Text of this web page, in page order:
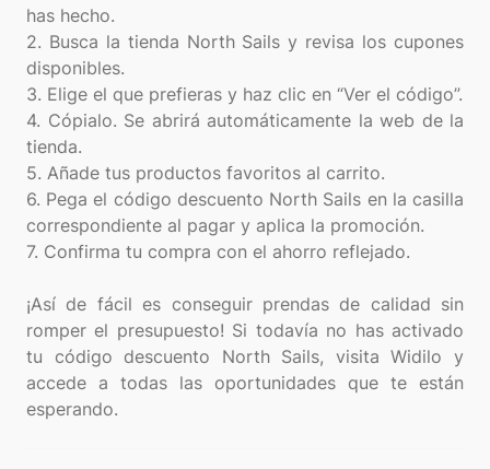
has hecho.
2. Busca la tienda North Sails y revisa los cupones
disponibles.
3. Elige el que prefieras y haz clic en “Ver el código”.
4. Cópialo. Se abrirá automáticamente la web de la
tienda.
5. Añade tus productos favoritos al carrito.
6. Pega el código descuento North Sails en la casilla
correspondiente al pagar y aplica la promoción.
7. Confirma tu compra con el ahorro reflejado.
¡Así de fácil es conseguir prendas de calidad sin
romper el presupuesto! Si todavía no has activado
tu código descuento North Sails, visita Widilo y
accede a todas las oportunidades que te están